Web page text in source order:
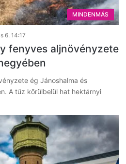
MINDENMÁS
6. 14:17
fenyves aljnövényzete
ég Jánoshalma és
A tűz körülbelül hat hektárnyi